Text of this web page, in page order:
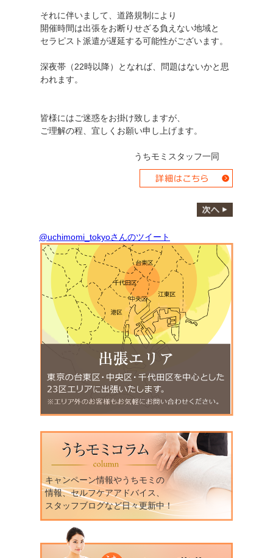
それに伴いまして、道路規制により
開催時間は出張をお断りせざる負えない地域と
セラピスト派遣が遅延する可能性がございます。
深夜帯（22時以降）となれば、問題はないかと思
われます。
皆様にはご迷惑をお掛け致しますが、
ご理解の程、宜しくお願い申し上げます。
うちモミスタッフ一同
@uchimomi_tokyoさんのツイート
キャンペーン情報やうちモミの
情報、セルフケアアドバイス、
スタッフブログなど日々更新中！